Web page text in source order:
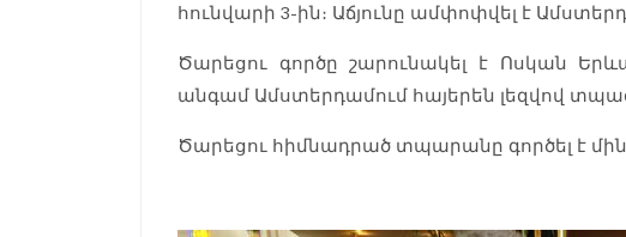
հունվարի 3-ին։ Աճյունը ամփոփվել է
Ծարեցու գործը շարունակել է Ոսկան
անգամ Ամստերդամում հայերեն լեզվով
Ծարեցու հիմնադրած տպարանը գործել է